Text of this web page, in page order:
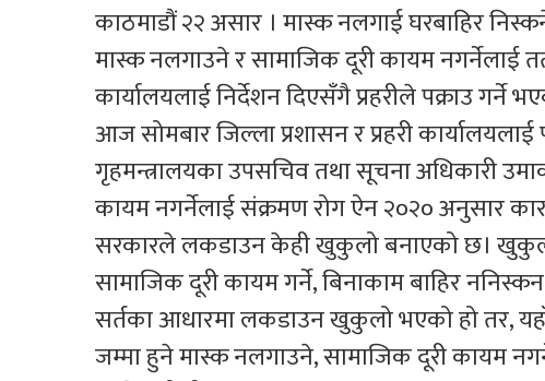
काठमाडौं २२ असार । मास्क नलगाई घरबाहिर
मास्क नलगाउने र सामाजिक दूरी कायम नगर्नेलाई
कार्यालयलाई निर्देशन दिएसँगै प्रहरीले पक्राउ गर्ने
आज सोमबार जिल्ला प्रशासन र प्रहरी कार्यालयलाई
गृहमन्त्रालयका उपसचिव तथा सूचना अधिकारी
कायम नगर्नेलाई संक्रमण रोग ऐन २०२० अनुसार
सरकारले लकडाउन केही खुकुलो बनाएको छ।
सामाजिक दूरी कायम गर्ने, बिनाकाम बाहिर
सर्तका आधारमा लकडाउन खुकुलो भएको हो तर,
जम्मा हुने मास्क नलगाउने, सामाजिक दूरी कायम